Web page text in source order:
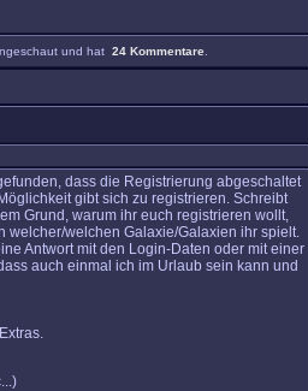
und hat 24 Kommentare
dass die Registrierung abgeschaltet
gibt sich zu registrieren. Schreibt
Grund, warum ihr euch registrieren wollt,
welcher/welchen Galaxie/Galaxien ihr spielt.
Antwort mit den Login-Daten oder mit einer
auch einmal ich im Urlaub sein kann und